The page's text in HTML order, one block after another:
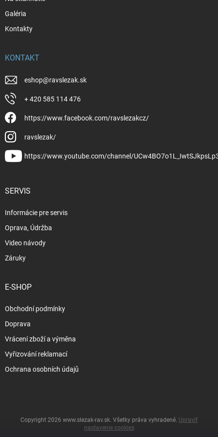
Galéria
Kontakty
KONTAKT
eshop@ravslezak.sk
+ 420 585 114 476
https://www.facebook.com/ravslezakcz/
ravslezak/
https://www.youtube.com/channel/
SERVIS
Informácie pre servis
Oprava, Údržba
Video návody
Záruky
E-SHOP
Obchodní podmínky
Doprava
Vrácení zboží a výměna
Vyřizování reklamací
Ochrana osobních údajů
Copyright 2026 www.slezak-rav.sk. Všetky práva vyhradené. Upraviť
nastavenie cookies